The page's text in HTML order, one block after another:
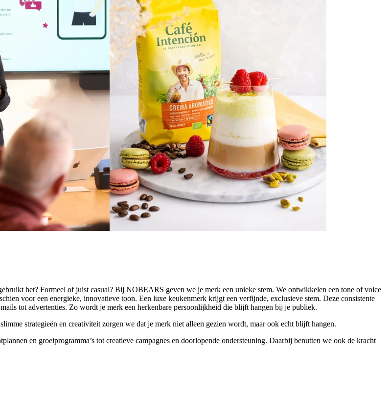
het? Formeel of juist casual? Bij NOBEARS geven we je merk een unieke stem. We ontwikkelen een tone of voice
voor een energieke, innovatieve toon. Een luxe keukenmerk krijgt een verfijnde, exclusieve stem. Deze consistente
tot advertenties. Zo wordt je merk een herkenbare persoonlijkheid die blijft hangen bij je publiek.
strategieën en creativiteit zorgen we dat je merk niet alleen gezien wordt, maar ook echt blijft hangen.
en groeiprogramma’s tot creatieve campagnes en doorlopende ondersteuning. Daarbij benutten we ook de kracht